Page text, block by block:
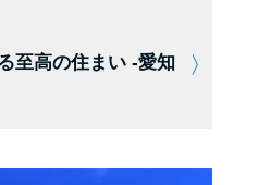
至高の住まい -愛知